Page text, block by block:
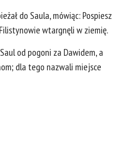
do Saula, mówiąc: Pospiesz
wtargnęli w ziemię.
od pogoni za Dawidem, a
dla tego nazwali miejsce